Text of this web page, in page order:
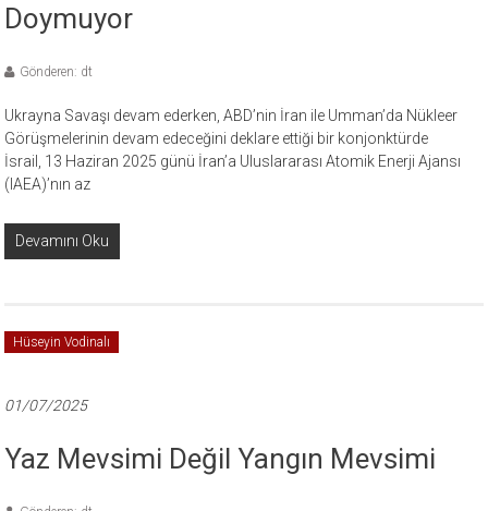
Doymuyor
Gönderen: dt
Ukrayna Savaşı devam ederken, ABD’nin İran ile Umman’da Nükleer
Görüşmelerinin devam edeceğini deklare ettiği bir konjonktürde
İsrail, 13 Haziran 2025 günü İran’a Uluslararası Atomik Enerji Ajansı
(IAEA)’nın az
Devamını Oku
Hüseyin Vodinalı
01/07/2025
Yaz Mevsimi Değil Yangın Mevsimi